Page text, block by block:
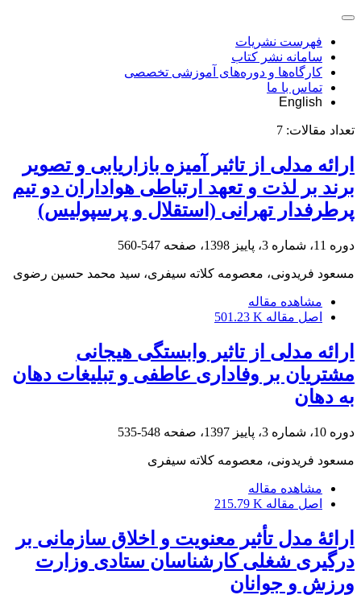
فهرست نشریات
سامانه نشر کتاب
کارگاه‌ها و دوره‌های آموزشی تخصصی
تماس با ما
English
تعداد مقالات: 7
ارائه مدلی از تاثیر آمیزه بازاریابی و تصویر
برند بر لذت و تعهد ارتباطی هواداران دو تیم
پرطرفدار تهرانی (استقلال و پرسپولیس)
دوره 11، شماره 3، پاییز 1398، صفحه 547-560
مسعود فریدونی، معصومه کلاته سیفری، سید محمد حسین رضوی
مشاهده مقاله
اصل مقاله 501.23 K
ارائه مدلی از تاثیر وابستگی هیجانی
مشتریان بر وفاداری عاطفی و تبلیغات دهان
به دهان
دوره 10، شماره 3، پاییز 1397، صفحه 548-535
مسعود فریدونی، معصومه کلاته سیفری
مشاهده مقاله
اصل مقاله 215.79 K
ارائۀ مدل تأثیر معنویت و اخلاق سازمانی بر
درگیری شغلی کارشناسان ستادی وزارت
ورزش و جوانان